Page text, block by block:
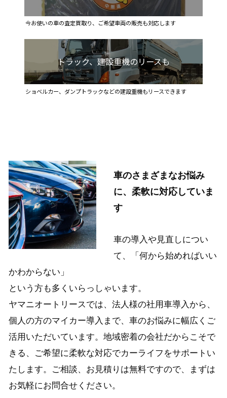
今お使いの車の査定買取り、ご希望車両の販売も対応します
トラック、建設重機のリースも
ショベルカー、ダンプトラックなどの建設重機もリースできます
車のさまざまなお悩み
に、柔軟に対応していま
す
車の導入や見直しについ
て、「何から始めればいい
かわからない」
という方も多くいらっしゃいます。
ヤマニオートリースでは、法人様の社用車導入から、
個人の方のマイカー導入まで、車のお悩みに幅広くご
活用いただいています。 地域密着の会社だからこそで
きる、ご希望に柔軟な対応でカーライフをサポートい
たします。
ご相談、お見積りは無料ですので、まずは
お気軽にお問合せください。